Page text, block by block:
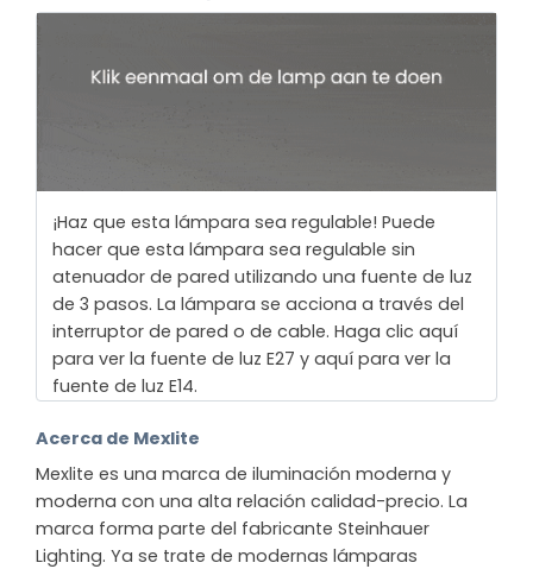
¡Haz que esta lámpara sea regulable! Puede
hacer que esta lámpara sea regulable sin
atenuador de pared utilizando una fuente de luz
de 3 pasos. La lámpara se acciona a través del
interruptor de pared o de cable. Haga clic aquí
para ver la fuente de luz E27 y aquí para ver la
fuente de luz E14.
Acerca de Mexlite
Mexlite es una marca de iluminación moderna y
moderna con una alta relación calidad-precio. La
marca forma parte del fabricante Steinhauer
Lighting. Ya se trate de modernas lámparas